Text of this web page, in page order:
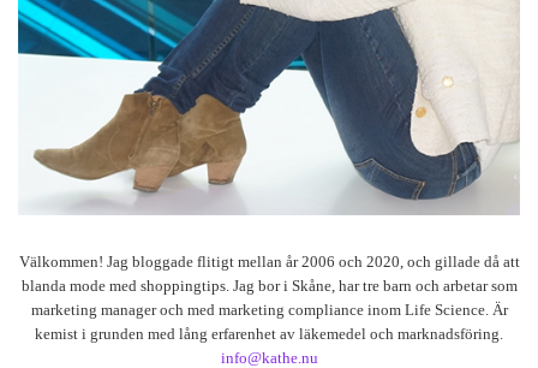
Välkommen! Jag bloggade flitigt mellan år 2006 och 2020, och gillade då att
blanda mode med shoppingtips. Jag bor i Skåne, har tre barn och arbetar som
marketing manager och med marketing compliance inom Life Science. Är
kemist i grunden med lång erfarenhet av läkemedel och marknadsföring.
info@kathe.nu